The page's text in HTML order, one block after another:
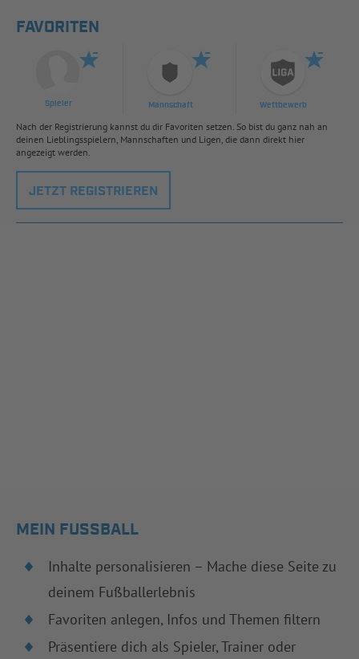
FAVORITEN
Spieler Mannschaft Wettbewerb
Nach der Registrierung kannst du dir Favoriten setzen. So bist du ganz nah an
deinen Lieblingsspielern, Mannschaften und Ligen, die dann direkt hier
angezeigt werden.
JETZT REGISTRIEREN
MEIN FUSSBALL
Inhalte personalisieren – Mache diese Seite zu
deinem Fußballerlebnis
Favoriten anlegen, Infos und Themen filtern
Präsentiere dich als Spieler, Trainer oder